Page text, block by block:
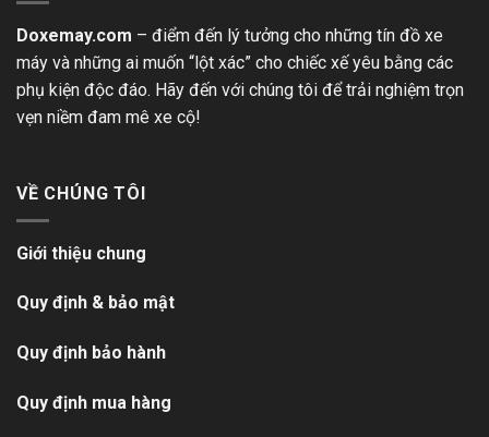
Doxemay.com – điểm đến lý tưởng cho những tín đồ xe
máy và những ai muốn “lột xác” cho chiếc xế yêu bằng các
phụ kiện độc đáo. Hãy đến với chúng tôi để trải nghiệm trọn
vẹn niềm đam mê xe cộ!
VỀ CHÚNG TÔI
Giới thiệu chung
Quy định & bảo mật
Quy định bảo hành
Quy định mua hàng